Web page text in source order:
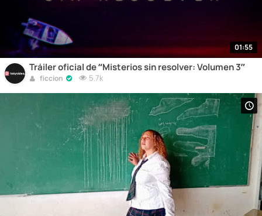
01:55
Tráiler oficial de “Misterios sin resolver: Volumen 3”
ficcion 5.7k